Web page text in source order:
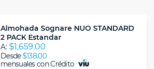
Almohada Sognare NUO STANDARD
2 PACK Estandar
A: $1,659.00
Desde$138.00
mensuales con Crédito